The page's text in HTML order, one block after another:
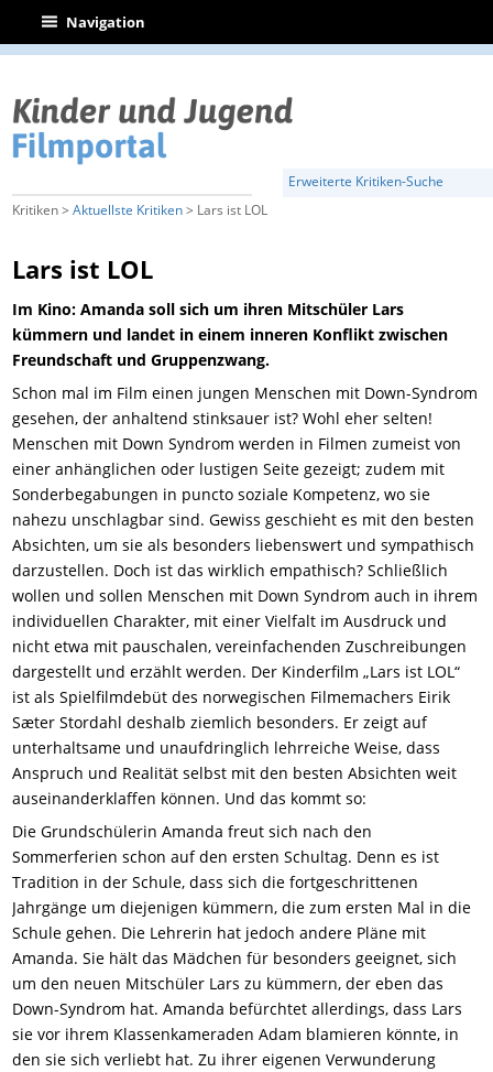
| Navigation
Erweiterte Kritiken-Suche
Kritiken >Aktuellste Kritiken> Lars ist LOL
Lars ist LOL
Im Kino: Amanda soll sich um ihren Mitschüler Lars
kümmern und landet in einem inneren Konflikt zwischen
Freundschaft und Gruppenzwang.
Schon mal im Film einen jungen Menschen mit Down-Syndrom
gesehen, der anhaltend stinksauer ist? Wohl eher selten!
Menschen mit Down Syndrom werden in Filmen zumeist von
einer anhänglichen oder lustigen Seite gezeigt; zudem mit
Sonderbegabungen in puncto soziale Kompetenz, wo sie
nahezu unschlagbar sind. Gewiss geschieht es mit den besten
Absichten, um sie als besonders liebenswert und sympathisch
darzustellen. Doch ist das wirklich empathisch? Schließlich
wollen und sollen Menschen mit Down Syndrom auch in ihrem
individuellen Charakter, mit einer Vielfalt im Ausdruck und
nicht etwa mit pauschalen, vereinfachenden Zuschreibungen
dargestellt und erzählt werden. Der Kinderfilm „Lars ist LOL“
ist als Spielfilmdebüt des norwegischen Filmemachers Eirik
Sæter Stordahl deshalb ziemlich besonders. Er zeigt auf
unterhaltsame und unaufdringlich lehrreiche Weise, dass
Anspruch und Realität selbst mit den besten Absichten weit
auseinanderklaffen können. Und das kommt so:
Die Grundschülerin Amanda freut sich nach den
Sommerferien schon auf den ersten Schultag. Denn es ist
Tradition in der Schule, dass sich die fortgeschrittenen
Jahrgänge um diejenigen kümmern, die zum ersten Mal in die
Schule gehen. Die Lehrerin hat jedoch andere Pläne mit
Amanda. Sie hält das Mädchen für besonders geeignet, sich
um den neuen Mitschüler Lars zu kümmern, der eben das
Down-Syndrom hat. Amanda befürchtet allerdings, dass Lars
sie vor ihrem Klassenkameraden Adam blamieren könnte, in
den sie sich verliebt hat. Zu ihrer eigenen Verwunderung